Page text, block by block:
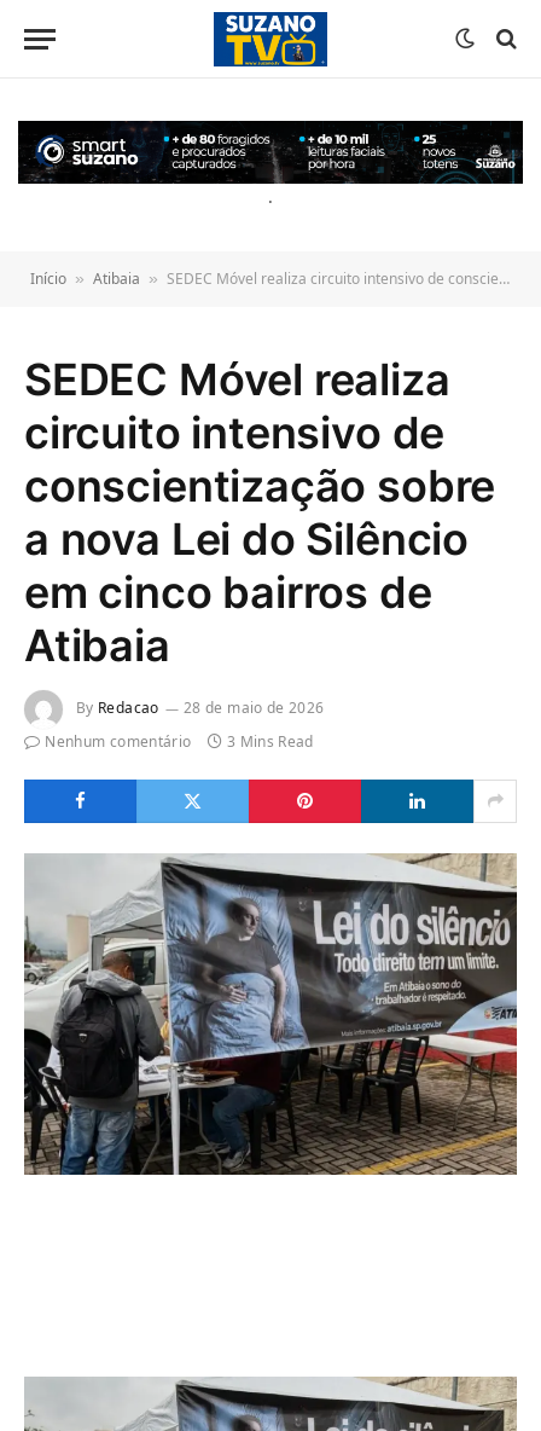
conteúdo
.
Início » Atibaia » SEDEC Móvel realiza circuito intensivo de conscientização sobre a nova Lei do Silêncio em cinco bairros de Atibaia
SEDEC Móvel realiza
circuito intensivo de
conscientização sobre
a nova Lei do Silêncio
em cinco bairros de
Atibaia
By Redacao
28 de maio de 2026
Nenhum comentário
3 Mins Read